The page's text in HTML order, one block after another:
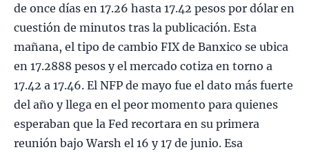
de once días en 17.26 hasta 17.42 pesos por dólar en
cuestión de minutos tras la publicación. Esta
mañana, el tipo de cambio FIX de Banxico se ubica
en 17.2888 pesos y el mercado cotiza en torno a
17.42 a 17.46. El NFP de mayo fue el dato más fuerte
del año y llega en el peor momento para quienes
esperaban que la Fed recortara en su primera
reunión bajo Warsh el 16 y 17 de junio. Esa